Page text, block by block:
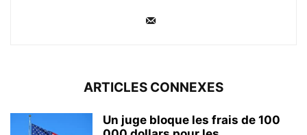
ARTICLES CONNEXES
Un juge bloque les frais de 100